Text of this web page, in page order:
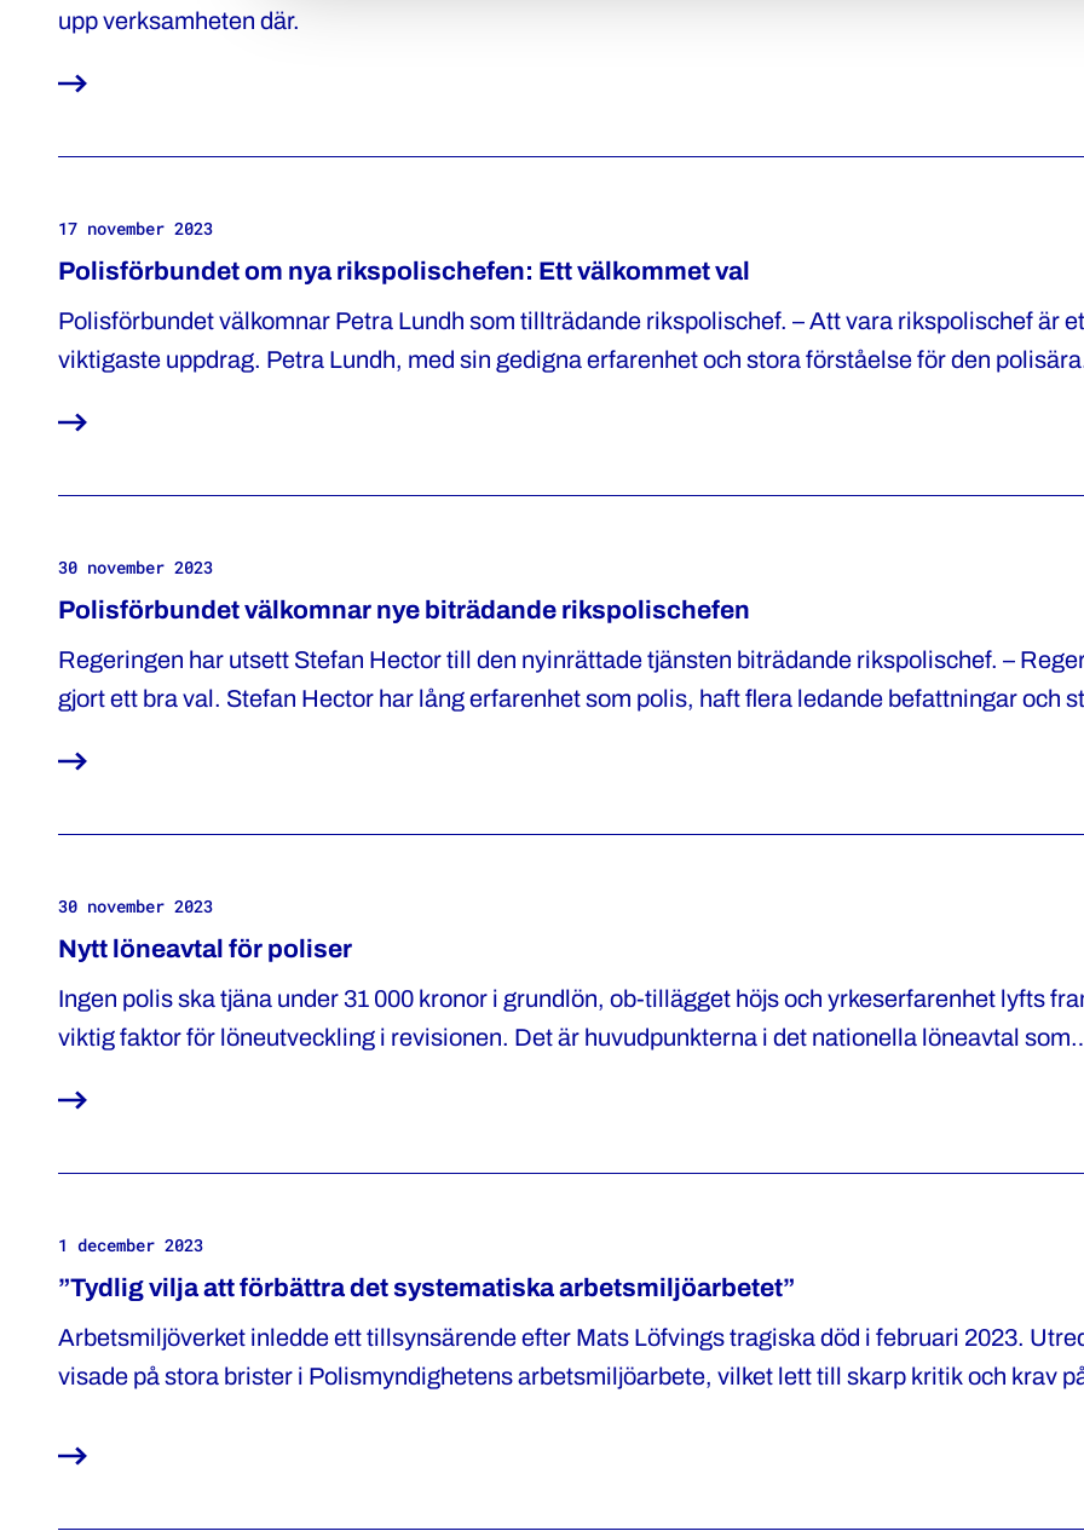
upp verksamheten där.
17 november 2023
Polisförbundet om nya rikspolischefen: Ett välkommet val
Polisförbundet välkomnar Petra Lundh som tillträdande rikspolischef. – Att vara rikspolischef är
viktigaste uppdrag. Petra Lundh, med sin gedigna erfarenhet och stora förståelse för den polisära
ordförande.
30 november 2023
Polisförbundet välkomnar nye biträdande rikspolischefen
Regeringen har utsett Stefan Hector till den nyinrättade tjänsten biträdande rikspolischef. –
gjort ett bra val. Stefan Hector har lång erfarenhet som polis, haft flera ledande befattningar och
utmaningar som finns inom myndigheten, säger Katharina von Sydow, ordförande i Polisförbundet.
30 november 2023
Nytt löneavtal för poliser
Ingen polis ska tjäna under 31 000 kronor i grundlön, ob-tillägget höjs och yrkeserfarenhet lyfts
viktig faktor för löneutveckling i revisionen. Det är huvudpunkterna i det nationella löneavtal som
1 december 2023
”Tydlig vilja att förbättra det systematiska arbetsmiljöarbetet”
Arbetsmiljöverket inledde ett tillsynsärende efter Mats Löfvings tragiska död i februari 2023.
visade på stora brister i Polismyndighetens arbetsmiljöarbete, vilket lett till skarp kritik och krav
Polismyndigheten en handlingsplan för att åtgärda bristerna.